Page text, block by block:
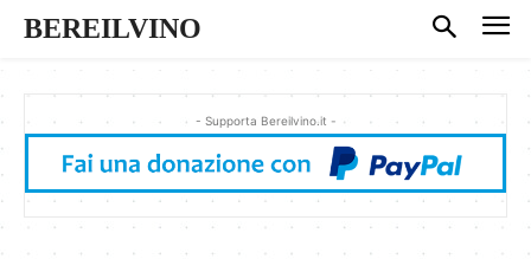
BEREILVINO
- Supporta Bereilvino.it -